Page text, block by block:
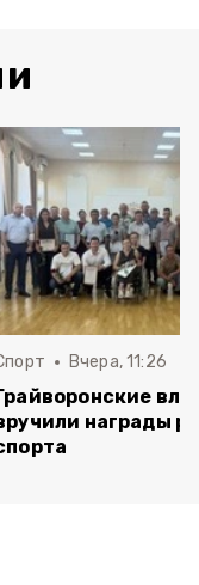
Вчера, 11:26
награды